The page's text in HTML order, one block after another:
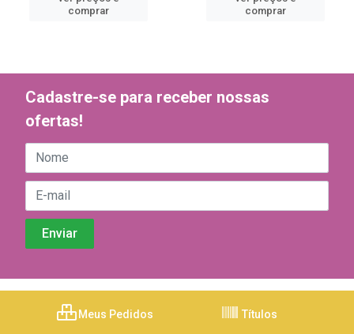
comprar
comprar
Cadastre-se para receber nossas
ofertas!
Meus Pedidos Títulos